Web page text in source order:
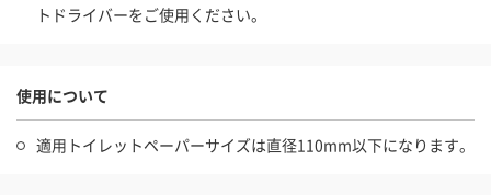
トドライバーをご使用ください。
使用について
適用トイレットペーパーサイズは直径110mm以下になります。